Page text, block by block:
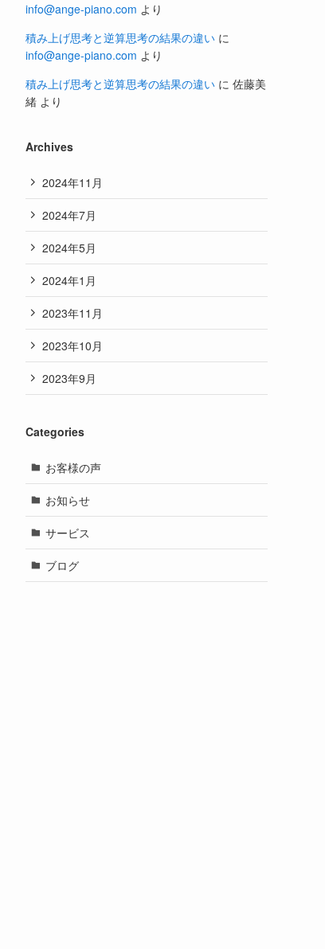
info@ange-piano.com より
積み上げ思考と逆算思考の結果の違い に
info@ange-piano.com より
積み上げ思考と逆算思考の結果の違い に 佐藤美
緒 より
Archives
2024年11月
2024年7月
2024年5月
2024年1月
2023年11月
2023年10月
2023年9月
Categories
お客様の声
お知らせ
サービス
ブログ